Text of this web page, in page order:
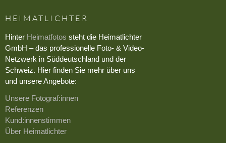
HEIMATLICHTER
Hinter Heimatfotos steht die Heimatlichter
GmbH – das professionelle Foto- & Video-
Netzwerk in Süddeutschland und der
Schweiz. Hier finden Sie mehr über uns
und unsere Angebote:
Unsere Fotograf:innen
Referenzen
Kund:innenstimmen
Über Heimatlichter